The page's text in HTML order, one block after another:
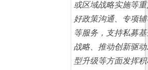
或区域战略实施等
好政策沟通、专项
等服务，支持私募
战略、推动创新驱
型升级等方面发挥